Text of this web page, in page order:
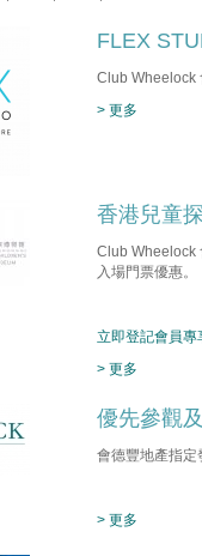
FLEX
Club Wheelock
> 更多
香港兒童
Club Wheelock
入場門票優惠。
立即登記會員專
> 更多
優先參觀
會德豐地產指定
> 更多